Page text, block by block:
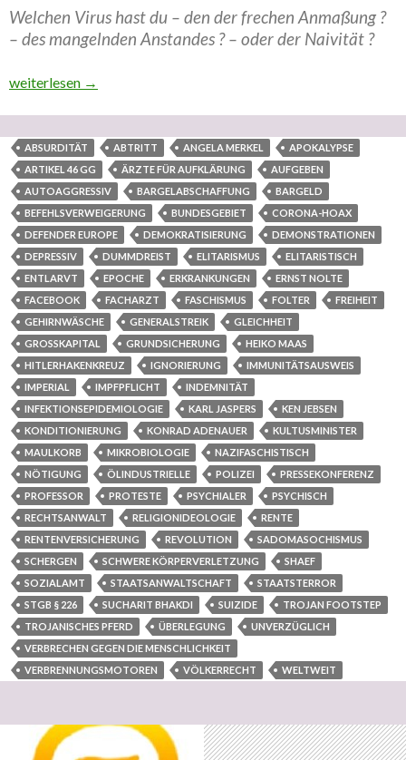
Welchen Virus hast du – den der frechen Anmaßung ?
– des mangelnden Anstandes ? – oder der Naivität ?
Erneut ungerechtfertigte, unangebrachte Sperre von 30 Tagen
weiterlesen →
ABSURDITÄT ABTRITT ANGELA MERKEL
APOKALYPSE
ARTIKEL 46 GG
ÄRZTE FÜR AUFKLÄRUNG
AUFGEBEN
AUTOAGGRESSIV
BARGELABSCHAFFUNG
BARGELD
BEFEHLSVERWEIGERUNG
BUNDESGEBIET
CORONA-HOAX
DEFENDER EUROPE
DEMOKRATISIERUNG
DEMONSTRATIONEN
DEPRESSIV
DUMMDREIST ELITARISMUS
ELITARISTISCH
ENTLARVT
EPOCHE ERKRANKUNGEN
ERNST NOLTE
FACEBOOK
FACHARZT FASCHISMUS FOLTER
FREIHEIT
GEHIRNWÄSCHE
GENERALSTREIK
GLEICHHEIT
GROSSKAPITAL
GRUNDSICHERUNG
HEIKO MAAS
HITLERHAKENKREUZ
IGNORIERUNG
IMMUNITÄTSAUSWEIS
IMPERIAL
IMPFPFLICHT
INDEMNITÄT
INFEKTIONSEPIDEMIOLOGIE
KARL JASPERS
KEN JEBSEN
KONDITIONIERUNG
KONRAD ADENAUER
KULTUSMINISTER
MAULKORB
MIKROBIOLOGIE
NAZIFASCHISTISCH
NÖTIGUNG
ÖLINDUSTRIELLE POLIZEI
PRESSEKONFERENZ
PROFESSOR
PROTESTE PSYCHIALER
PSYCHISCH
RECHTSANWALT
RELIGIONIDEOLOGIE
RENTE
RENTENVERSICHERUNG
REVOLUTION
SADOMASOCHISMUS
SCHERGEN
SCHWERE KÖRPERVERLETZUNG
SHAEF
SOZIALAMT
STAATSANWALTSCHAFT
STAATSTERROR
STGB § 226
SUCHARIT BHAKDI SUIZIDE
TROJAN FOOTSTEP
TROJANISCHES PFERD
ÜBERLEGUNG
UNVERZÜGLICH
VERBRECHEN GEGEN DIE MENSCHLICHKEIT
VERBRENNUNGSMOTOREN
VÖLKERRECHT WELTWEIT